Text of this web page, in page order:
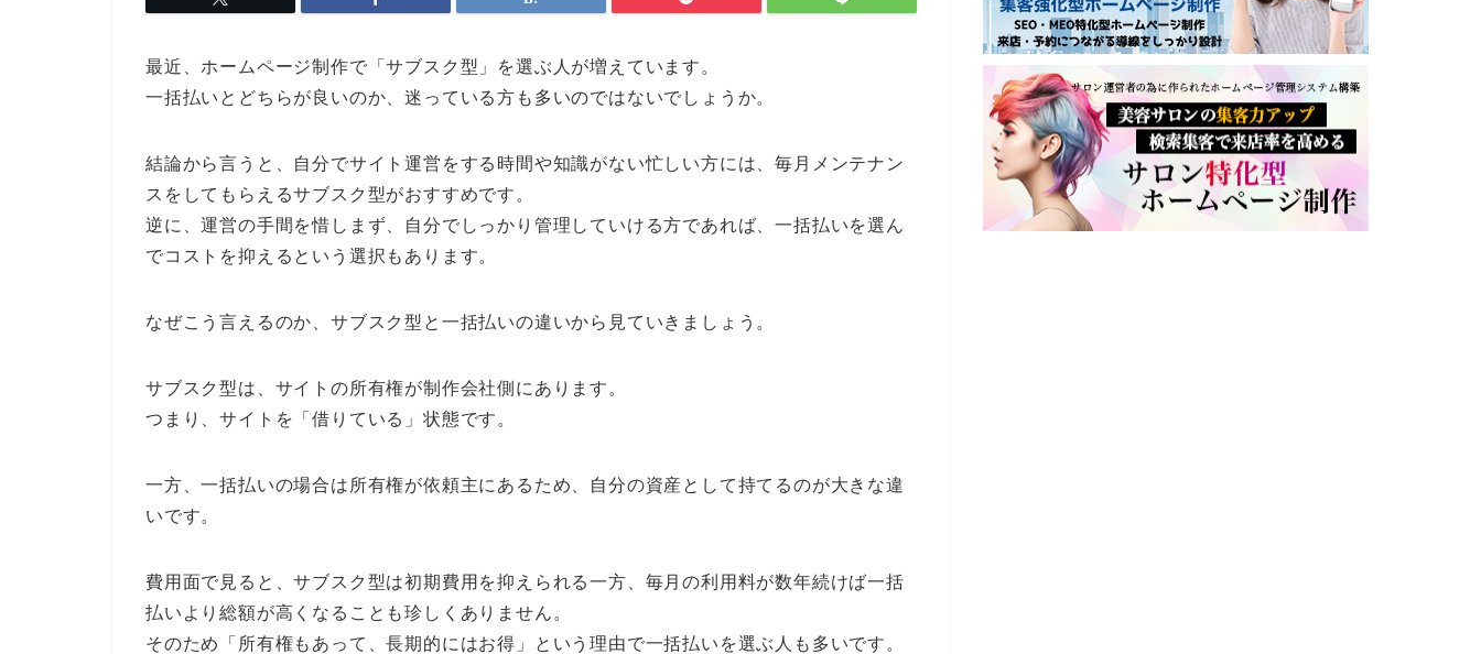
最近、ホームページ制作で「サブスク型」を選ぶ人が増えています。
一括払いとどちらが良いのか、迷っている方も多いのではないでしょうか。
結論から言うと、自分でサイト運営をする時間や知識がない忙しい方には、毎月メンテナン
スをしてもらえるサブスク型がおすすめです。
逆に、運営の手間を惜しまず、自分でしっかり管理していける方であれば、一括払いを選ん
でコストを抑えるという選択もあります。
なぜこう言えるのか、サブスク型と一括払いの違いから見ていきましょう。
サブスク型は、サイトの所有権が制作会社側にあります。
つまり、サイトを「借りている」状態です。
一方、一括払いの場合は所有権が依頼主にあるため、自分の資産として持てるのが大きな違
いです。
費用面で見ると、サブスク型は初期費用を抑えられる一方、毎月の利用料が数年続けば一括
払いより総額が高くなることも珍しくありません。
そのため「所有権もあって、長期的にはお得」という理由で一括払いを選ぶ人も多いです。